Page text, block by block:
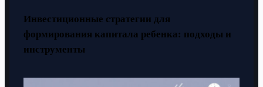
Инвестиционные стратегии для
формирования капитала ребенка: подходы и
инструменты